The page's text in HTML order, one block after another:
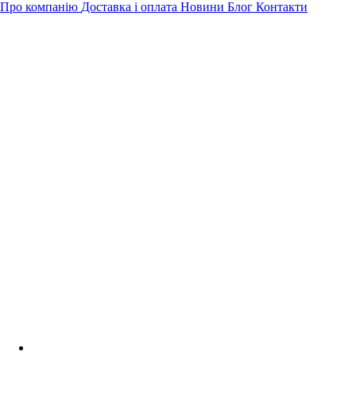
Про компанію Доставка і оплата Новини Блог Контакти